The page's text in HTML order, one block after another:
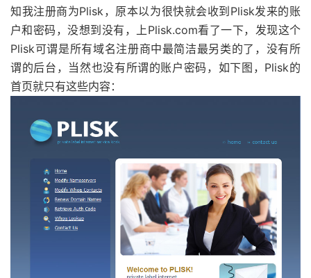
知我注册商为Plisk，原本以为很快就会收到Plisk发来的账
户和密码，没想到没有，上Plisk.com看了一下，发现这个
Plisk可谓是所有域名注册商中最简洁最另类的了，没有所
谓的后台，当然也没有所谓的账户密码，如下图，Plisk的
首页就只有这些内容：